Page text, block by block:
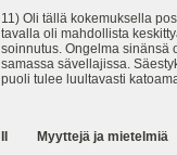
11) Oli tällä kokemuksella
tavalla oli mahdollista
soinnutus. Ongelma sinänsä
samassa sävellajissa.
puoli tulee luultavasti
II Myyttejä ja mietelmiä